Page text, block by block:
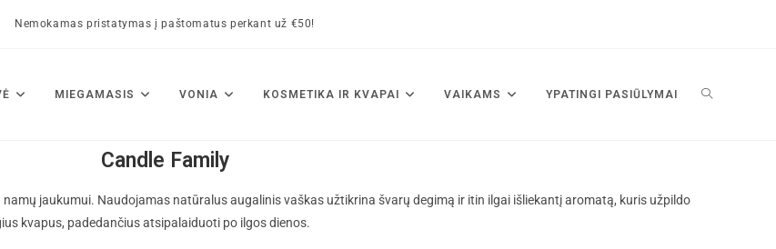
Nemokamas pristatymas į paštomatus perkant už €50!
MIEGAMASIS VONIA KOSMETIKA IR KVAPAI VAIKAMS YPATINGI PASIŪLYMAI
Candle Family
namų jaukumui. Naudojamas natūralus augalinis vaškas užtikrina švarų degimą ir itin ilgai išliekantį aromatą, kuris užpildo
kvapus, padedančius atsipalaiduoti po ilgos dienos.